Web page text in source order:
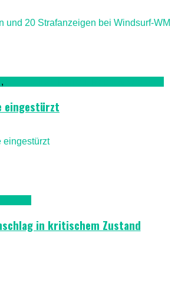
,
eingestürzt
in kritischem Zustand